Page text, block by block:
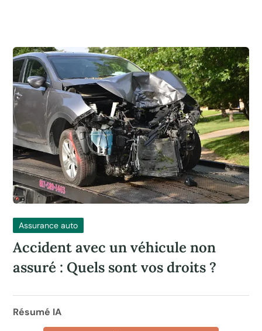
Assurance auto
Accident avec un véhicule non
assuré : Quels sont vos droits ?
Résumé IA